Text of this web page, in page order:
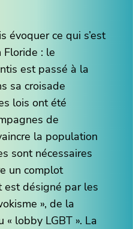
évoquer ce qui s’est
: le
est passé à la
sa croisade
lois ont été
de
la population
sont nécessaires
un complot
est désigné par les
», de la
« lobby LGBT ». La